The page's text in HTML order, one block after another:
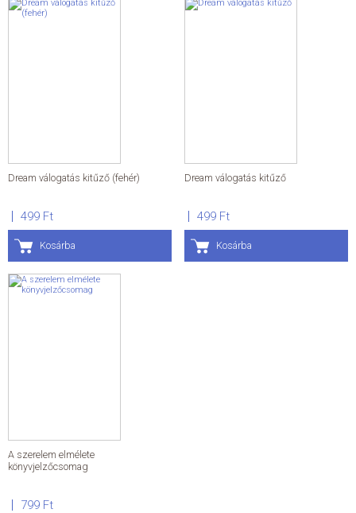
Dream válogatás kitűző (fehér)
499 Ft
Kosárba
Dream válogatás kitűző
499 Ft
Kosárba
A szerelem elmélete
könyvjelzőcsomag
799 Ft